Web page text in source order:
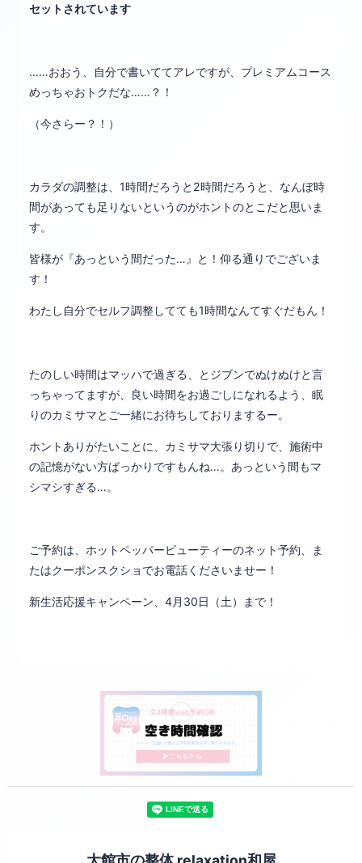
セットされています
……おおう、自分で書いててアレですが、プレミアムコース
めっちゃおトクだな……？！
（今さらー？！）
カラダの調整は、1時間だろうと2時間だろうと、なんぼ時
間があっても足りないというのがホントのとこだと思いま
す。
皆様が『あっという間だった…』と！仰る通りでございま
す！
わたし自分でセルフ調整してても1時間なんてすぐだもん！
たのしい時間はマッハで過ぎる、とジブンでぬけぬけと言
っちゃってますが、良い時間をお過ごしになれるよう、眠
りのカミサマとご一緒にお待ちしておりまするー。
ホントありがたいことに、カミサマ大張り切りで、施術中
の記憶がない方ばっかりですもんね…。あっという間もマ
シマシすぎる…。
ご予約は、ホットペッパービューティーのネット予約、ま
たはクーポンスクショでお電話くださいませー！
新生活応援キャンペーン、4月30日（土）まで！